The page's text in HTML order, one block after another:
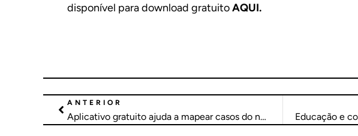
disponível para download gratuitoAQUI.
ANTERIOR
Aplicativo gratuito ajuda a mapear casos do novo coronavírus pelo País